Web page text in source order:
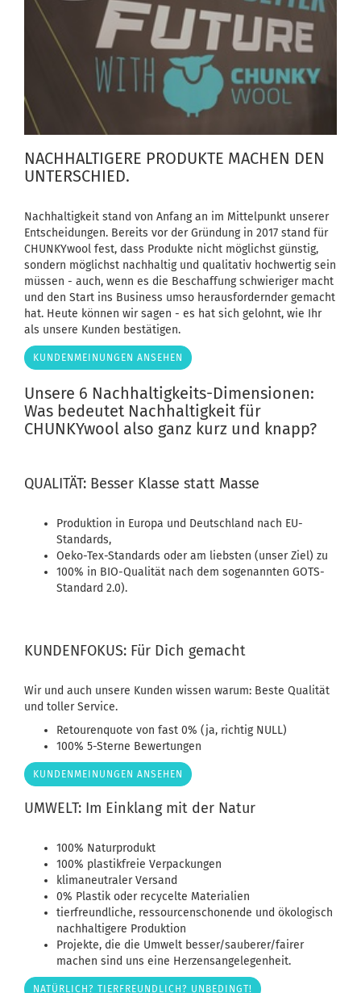
NACHHALTIGERE PRODUKTE MACHEN DEN
UNTERSCHIED.
Nachhaltigkeit stand von Anfang an im Mittelpunkt unserer
Entscheidungen. Bereits vor der Gründung in 2017 stand für
CHUNKYwool fest, dass Produkte nicht möglichst günstig,
sondern möglichst nachhaltig und qualitativ hochwertig sein
müssen - auch, wenn es die Beschaffung schwieriger macht
und den Start ins Business umso herausfordernder gemacht
hat. Heute können wir sagen - es hat sich gelohnt, wie Ihr
als unsere Kunden bestätigen.
KUNDENMEINUNGEN ANSEHEN
Unsere 6 Nachhaltigkeits-Dimensionen:
Was bedeutet Nachhaltigkeit für
CHUNKYwool also ganz kurz und knapp?
QUALITÄT: Besser Klasse statt Masse
Produktion in Europa und Deutschland nach EU-
Standards,
Oeko-Tex-Standards oder am liebsten (unser Ziel) zu
100% in BIO-Qualität nach dem sogenannten GOTS-
Standard 2.0).
KUNDENFOKUS: Für Dich gemacht
Wir und auch unsere Kunden wissen warum: Beste Qualität
und toller Service.
Retourenquote von fast 0% (ja, richtig NULL)
100% 5-Sterne Bewertungen
KUNDENMEINUNGEN ANSEHEN
UMWELT: Im Einklang mit der Natur
100% Naturprodukt
100% plastikfreie Verpackungen
klimaneutraler Versand
0% Plastik oder recycelte Materialien
tierfreundliche, ressourcenschonende und ökologisch
nachhaltigere Produktion
Projekte, die die Umwelt besser/sauberer/fairer
machen sind uns eine Herzensangelegenheit.
NATÜRLICH? TIERFREUNDLICH? UNBEDINGT!